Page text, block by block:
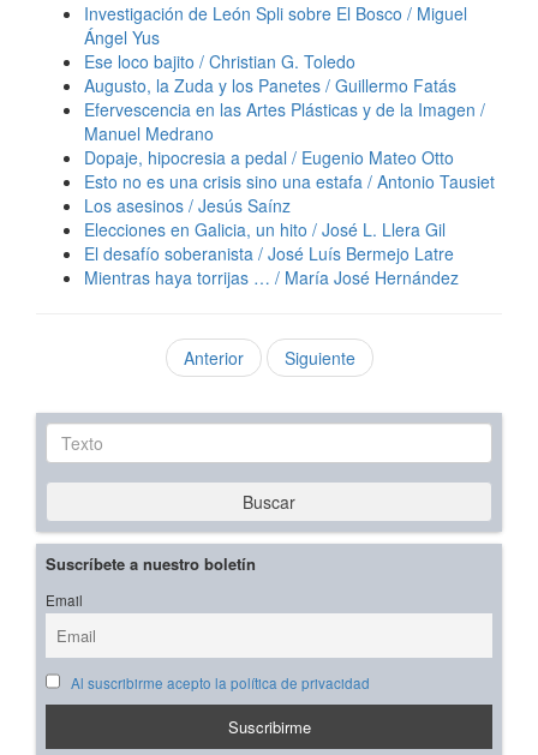
Investigación de León Spli sobre El Bosco / Miguel
Ángel Yus
Ese loco bajito / Christian G. Toledo
Augusto, la Zuda y los Panetes / Guillermo Fatás
Efervescencia en las Artes Plásticas y de la Imagen /
Manuel Medrano
Dopaje, hipocresia a pedal / Eugenio Mateo Otto
Esto no es una crisis sino una estafa / Antonio Tausiet
Los asesinos / Jesús Saínz
Elecciones en Galicia, un hito / José L. Llera Gil
El desafío soberanista / José Luís Bermejo Latre
Mientras haya torrijas … / María José Hernández
Anterior Siguiente
Texto
Buscar
Suscríbete a nuestro boletín
Email
Al suscribirme acepto la política de privacidad